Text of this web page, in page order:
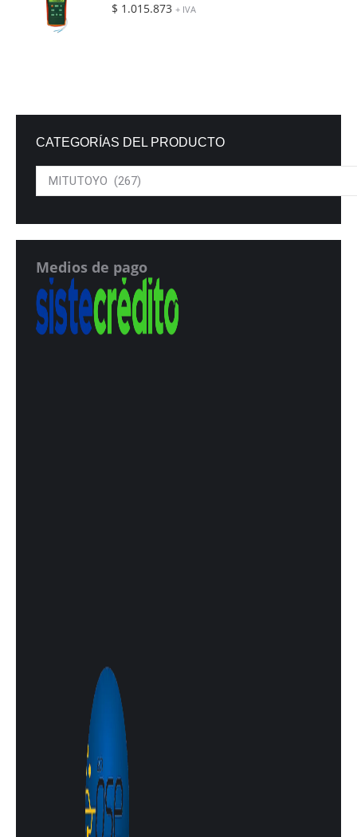
$ 1.015.873 + IVA
CATEGORÍAS DEL PRODUCTO
Medios de pago